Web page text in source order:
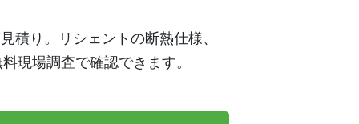
り。リシェントの断熱仕様、
現場調査で確認できます。